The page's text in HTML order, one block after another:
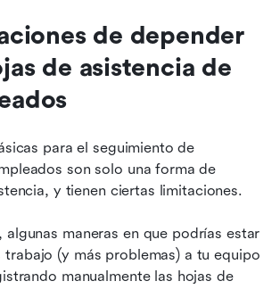
de depender
de asistencia de
para el seguimiento de
son solo una forma de
y tienen ciertas limitaciones.
maneras en que podrías estar
trabajo (y más problemas) a tu equipo
manualmente las hojas de